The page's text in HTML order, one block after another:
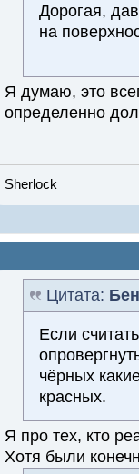
Дорогая,
на
Я думаю, это
определенно
Sherlock
Цитата:
Если
чёрных
красных.
Я про тех, кто
Хотя были